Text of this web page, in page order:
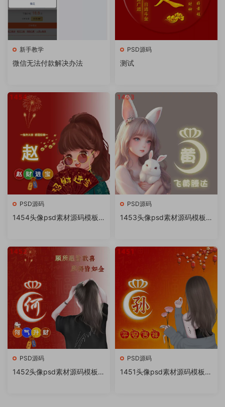
新手教学
微信无法付款解决办法
PSD源码
测试
PSD源码
1454头像psd素材源码模板
作教程软件
PSD源码
1453头像psd素材源码模板
作教程软件
PSD源码
1452头像psd素材源码模板源
PSD源码
1451头像psd素材源码模板源